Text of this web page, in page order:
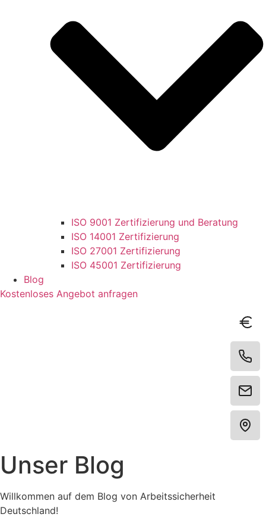
ISO 9001 Zertifizierung und Beratung
ISO 14001 Zertifizierung
ISO 27001 Zertifizierung
ISO 45001 Zertifizierung
Blog
Kostenloses Angebot anfragen
Unser Blog
Willkommen auf dem Blog von Arbeitssicherheit
Deutschland!